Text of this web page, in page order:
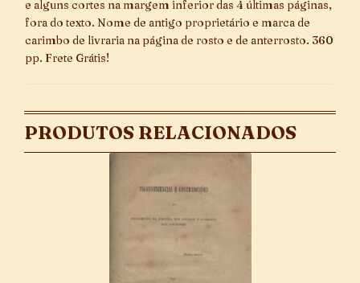
e alguns cortes na margem inferior das 4 últimas páginas,
fora do texto. Nome de antigo proprietário e marca de
carimbo de livraria na página de rosto e de anterrosto. 360
pp. Frete Grátis!
PRODUTOS RELACIONADOS